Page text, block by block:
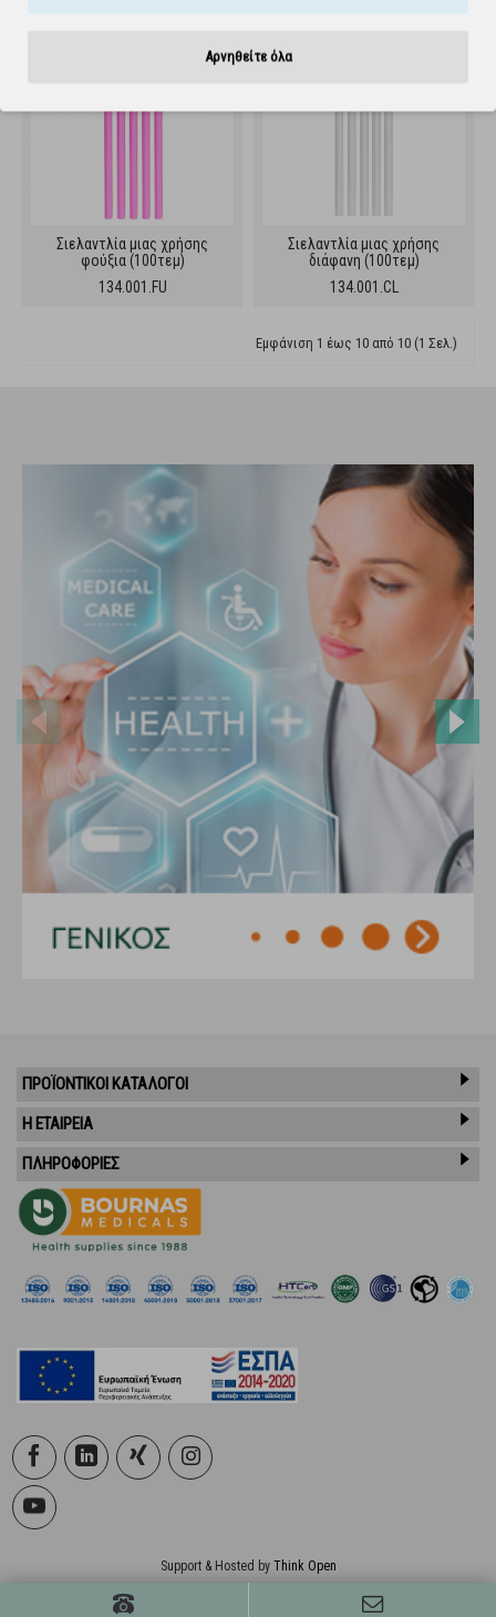
Σιελαντλία μιας χρήσης
φούξια (100τεμ)
134.001.FU
Σιελαντλία μιας χρήσης
διάφανη (100τεμ)
134.001.CL
Εμφάνιση 1 έως 10 από 10 (1 Σελ.)
ΠΡΟΪΌΝΤΙΚΟΊ ΚΑΤΆΛΟΓΟΙ
Η ΕΤΑΙΡΕΙΑ
ΠΛΗΡΟΦΟΡΙΕΣ
Support & Hosted by Think Open
Αρνηθείτε όλα